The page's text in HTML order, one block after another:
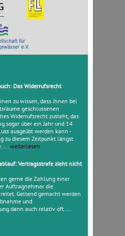
Das Widerrufsrecht
zu wissen, dass ihnen bei
geschlossenen
Widerrufsrecht zusteht, das
sogar über ein Jahr und 14
ausgeübt werden kann -
zu diesem Zeitpunkt längst
... weiterlesen
Vertragsstrafe zieht nicht
gerne die Zahlung einer
Auftragnehmer die
Geltend gemacht werden
und
dann auch relativ oft. ...